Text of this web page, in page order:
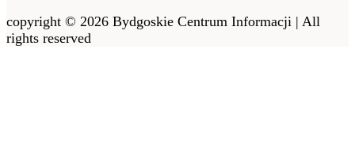
copyright © 2026 Bydgoskie Centrum Informacji | All
rights reserved